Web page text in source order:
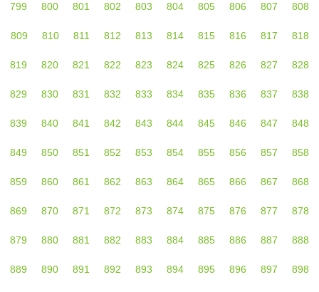
799 800 801 802 803 804 805 806 807 808
809 810 811 812 813 814 815 816 817 818
819 820 821 822 823 824 825 826 827 828
829 830 831 832 833 834 835 836 837 838
839 840 841 842 843 844 845 846 847 848
849 850 851 852 853 854 855 856 857 858
859 860 861 862 863 864 865 866 867 868
869 870 871 872 873 874 875 876 877 878
879 880 881 882 883 884 885 886 887 888
889 890 891 892 893 894 895 896 897 898